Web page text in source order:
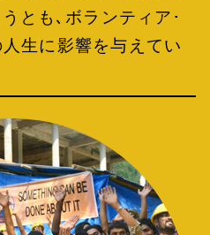
とも､ボランティア･
生に影響を与えてい